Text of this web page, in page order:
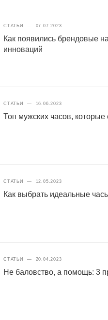
СТАТЬИ — 07.07.2023
Как появились брендовые
инноваций
СТАТЬИ — 16.06.2023
Топ мужских часов, которые
СТАТЬИ — 12.05.2023
Как выбрать идеальные
СТАТЬИ — 20.04.2023
Не баловство, а помощь: 3